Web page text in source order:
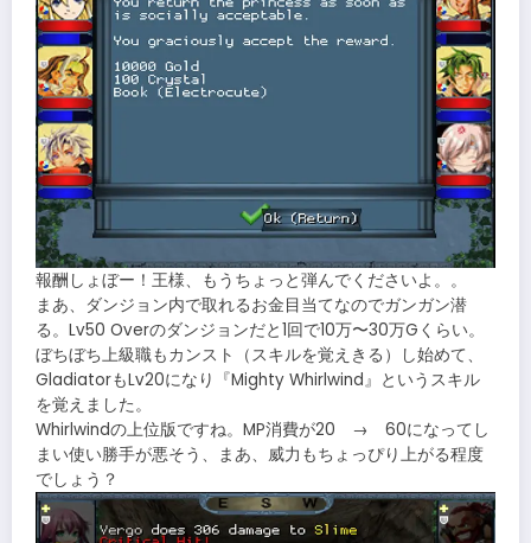
報酬しょぼー！王様、もうちょっと弾んでくださいよ。。
まあ、ダンジョン内で取れるお金目当てなのでガンガン潜
る。Lv50 Overのダンジョンだと1回で10万〜30万Gくらい。
ぼちぼち上級職もカンスト（スキルを覚えきる）し始めて、
GladiatorもLv20になり『Mighty Whirlwind』というスキル
を覚えました。
Whirlwindの上位版ですね。MP消費が20 → 60になってし
まい使い勝手が悪そう、まあ、威力もちょっぴり上がる程度
でしょう？